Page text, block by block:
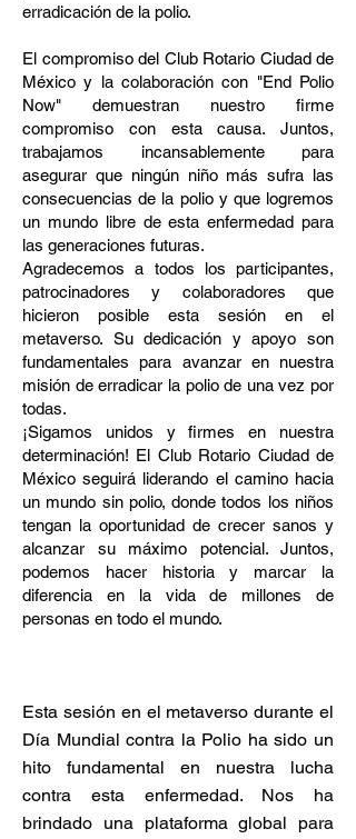
erradicación de la polio.
El compromiso del Club Rotario Ciudad de
México y la colaboración con "End Polio
Now" demuestran nuestro firme
compromiso con esta causa. Juntos,
trabajamos incansablemente para
asegurar que ningún niño más sufra las
consecuencias de la polio y que logremos
un mundo libre de esta enfermedad para
las generaciones futuras.
Agradecemos a todos los participantes,
patrocinadores y colaboradores que
hicieron posible esta sesión en el
metaverso. Su dedicación y apoyo son
fundamentales para avanzar en nuestra
misión de erradicar la polio de una vez por
todas.
¡Sigamos unidos y firmes en nuestra
determinación! El Club Rotario Ciudad de
México seguirá liderando el camino hacia
un mundo sin polio, donde todos los niños
tengan la oportunidad de crecer sanos y
alcanzar su máximo potencial. Juntos,
podemos hacer historia y marcar la
diferencia en la vida de millones de
personas en todo el mundo.
Esta sesión en el metaverso durante el
Día Mundial contra la Polio ha sido un
hito fundamental en nuestra lucha
contra esta enfermedad. Nos ha
brindado una plataforma global para